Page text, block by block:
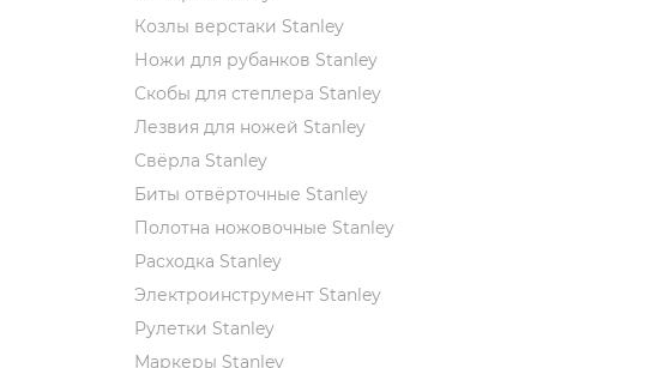
Козлы верстаки Stanley
Ножи для рубанков Stanley
Скобы для степлера Stanley
Лезвия для ножей Stanley
Свёрла Stanley
Биты отвёрточные Stanley
Полотна ножовочные Stanley
Расходка Stanley
Электроинструмент Stanley
Рулетки Stanley
Маркеры Stanley